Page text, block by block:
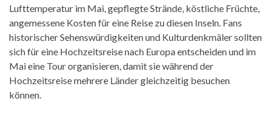
Lufttemperatur im Mai, gepflegte Strände, köstliche Früchte,
angemessene Kosten für eine Reise zu diesen Inseln. Fans
historischer Sehenswürdigkeiten und Kulturdenkmäler sollten
sich für eine Hochzeitsreise nach Europa entscheiden und im
Mai eine Tour organisieren, damit sie während der
Hochzeitsreise mehrere Länder gleichzeitig besuchen
können.